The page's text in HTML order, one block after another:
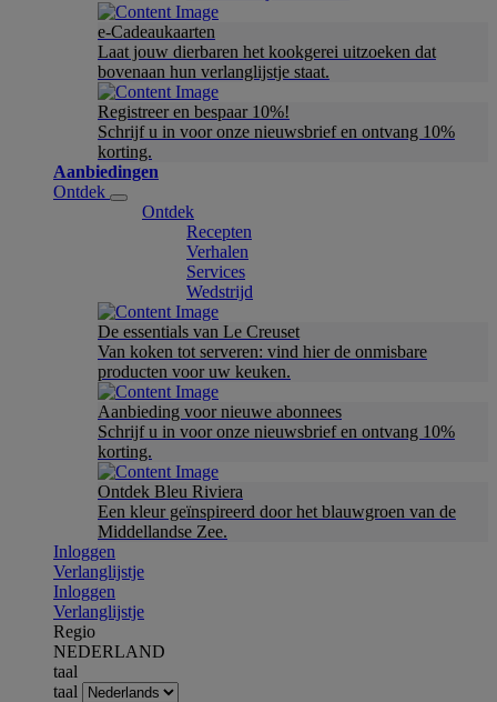
e-Cadeaukaarten
Laat jouw dierbaren het kookgerei uitzoeken dat
bovenaan hun verlanglijstje staat.
Registreer en bespaar 10%!
Schrijf u in voor onze nieuwsbrief en ontvang 10%
korting.
Aanbiedingen
Ontdek
Ontdek
Recepten
Verhalen
Services
Wedstrijd
De essentials van Le Creuset
Van koken tot serveren: vind hier de onmisbare
producten voor uw keuken.
Aanbieding voor nieuwe abonnees
Schrijf u in voor onze nieuwsbrief en ontvang 10%
korting.
Ontdek Bleu Riviera
Een kleur geïnspireerd door het blauwgroen van de
Middellandse Zee.
Inloggen
Verlanglijstje
Inloggen
Verlanglijstje
Regio
NEDERLAND
taal
taal